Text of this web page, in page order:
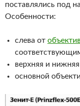
поставлялись под
Особенности:
слева от
верхняя и
основной